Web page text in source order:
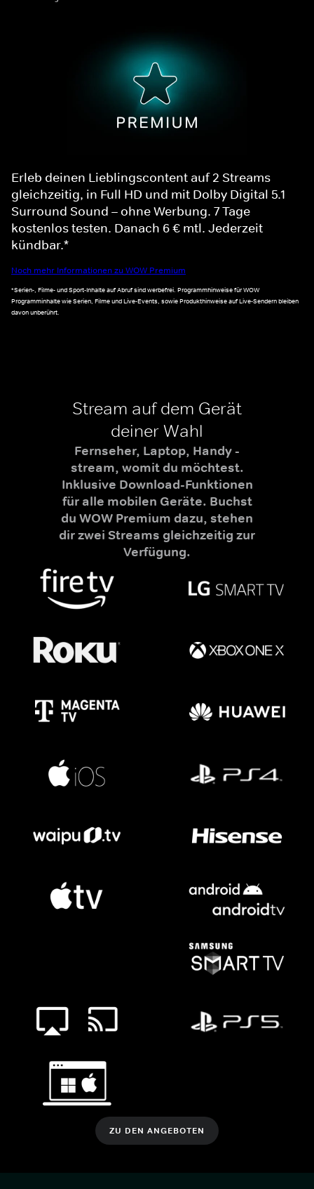
Erleb deinen Lieblingscontent auf 2 Streams
gleichzeitig, in Full HD und mit Dolby Digital 5.1
Surround Sound – ohne Werbung. 7 Tage
kostenlos testen. Danach 6 € mtl. Jederzeit
kündbar.*
Noch mehr Informationen zu WOW Premium
*Serien-, Filme- und Sport-Inhalte auf Abruf sind werbefrei. Programmhinweise für WOW
Programminhalte wie Serien, Filme und Live-Events, sowie Produkthinweise auf Live-Sendern bleiben
davon unberührt.
Stream auf dem Gerät
deiner Wahl
Fernseher, Laptop, Handy -
stream, womit du möchtest.
Inklusive Download-Funktionen
für alle mobilen Geräte. Buchst
du WOW Premium dazu, stehen
dir zwei Streams gleichzeitig zur
Verfügung.
ZU DEN ANGEBOTEN